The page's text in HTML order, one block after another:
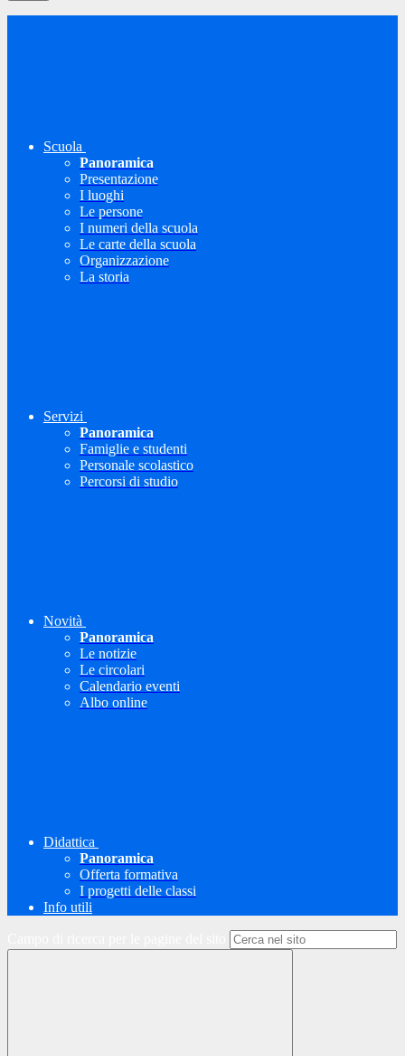
Scuola
Panoramica
Presentazione
I luoghi
Le persone
I numeri della scuola
Le carte della scuola
Organizzazione
La storia
Servizi
Panoramica
Famiglie e studenti
Personale scolastico
Percorsi di studio
Novità
Panoramica
Le notizie
Le circolari
Calendario eventi
Albo online
Didattica
Panoramica
Offerta formativa
I progetti delle classi
Info utili